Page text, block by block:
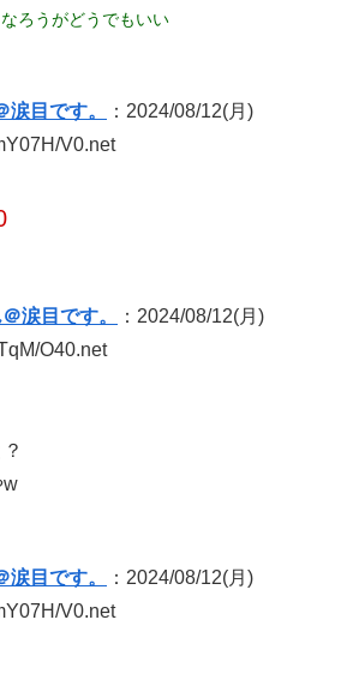
ろうがどうでもいい
涙目です。
：2024/08/12(月)
V0.net
涙目です。
：2024/08/12(月)
O40.net
w
涙目です。
：2024/08/12(月)
V0.net